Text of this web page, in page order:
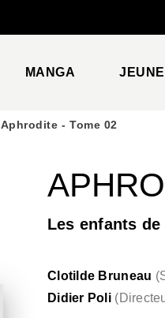
MANGA
Aphrodite - Tome 02
Les enfants de
Clotilde Bruneau (
Didier Poli (